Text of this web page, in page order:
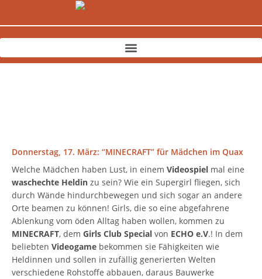
Donnerstag, 17. März: “MINECRAFT” für Mädchen im Quax
Welche Mädchen haben Lust, in einem Videospiel mal eine
waschechte Heldin zu sein? Wie ein Supergirl fliegen, sich
durch Wände hindurchbewegen und sich sogar an andere
Orte beamen zu können! Girls, die so eine abgefahrene
Ablenkung vom öden Alltag haben wollen, kommen zu
MINECRAFT, dem Girls Club Special von ECHO e.V.! In dem
beliebten Videogame bekommen sie Fähigkeiten wie
Heldinnen und sollen in zufällig generierten Welten
verschiedene Rohstoffe abbauen, daraus Bauwerke